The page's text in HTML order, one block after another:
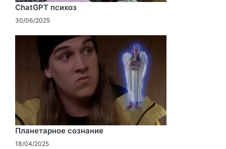
ChatGPT психоз
30/06/2025
Планетарное сознание
18/04/2025